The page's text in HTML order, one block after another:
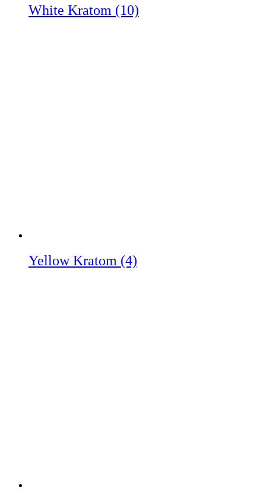
White Kratom (10)
Yellow Kratom (4)